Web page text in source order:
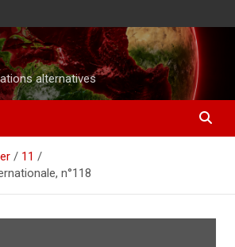
alternatives
11
n°118